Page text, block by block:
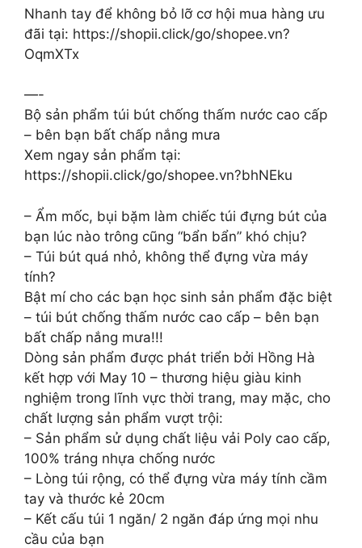
Nhanh tay để không bỏ lỡ cơ hội mua hàng ưu
đãi tại: https://shopii.click/go/shopee.vn?
OqmXTx
—-
Bộ sản phẩm túi bút chống thấm nước cao cấp
– bên bạn bất chấp nắng mưa
Xem ngay sản phẩm tại:
https://shopii.click/go/shopee.vn?bhNEku
– Ẩm mốc, bụi bặm làm chiếc túi đựng bút của
bạn lúc nào trông cũng “bẩn bẩn” khó chịu?
– Túi bút quá nhỏ, không thể đựng vừa máy
tính?
Bật mí cho các bạn học sinh sản phẩm đặc biệt
– túi bút chống thấm nước cao cấp – bên bạn
bất chấp nắng mưa!!!
Dòng sản phẩm được phát triển bởi Hồng Hà
kết hợp với May 10 – thương hiệu giàu kinh
nghiệm trong lĩnh vực thời trang, may mặc, cho
chất lượng sản phẩm vượt trội:
– Sản phẩm sử dụng chất liệu vải Poly cao cấp,
100% tráng nhựa chống nước
– Lòng túi rộng, có thể đựng vừa máy tính cầm
tay và thước kẻ 20cm
– Kết cấu túi 1 ngăn/ 2 ngăn đáp ứng mọi nhu
cầu của bạn